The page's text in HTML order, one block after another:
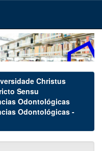
Christus
Sensu
Odontológicas
Odontológicas -